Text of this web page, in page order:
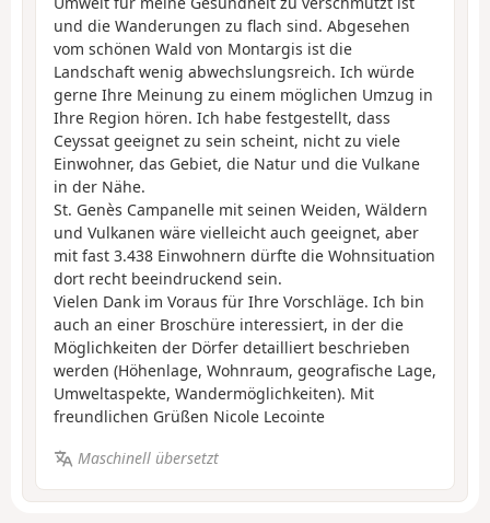
und die Wanderungen zu flach sind. Abgesehen
vom schönen Wald von Montargis ist die
Landschaft wenig abwechslungsreich. Ich würde
gerne Ihre Meinung zu einem möglichen Umzug in
Ihre Region hören. Ich habe festgestellt, dass
Ceyssat geeignet zu sein scheint, nicht zu viele
Einwohner, das Gebiet, die Natur und die Vulkane
in der Nähe.
St. Genès Campanelle mit seinen Weiden, Wäldern
und Vulkanen wäre vielleicht auch geeignet, aber
mit fast 3.438 Einwohnern dürfte die Wohnsituation
dort recht beeindruckend sein.
Vielen Dank im Voraus für Ihre Vorschläge. Ich bin
auch an einer Broschüre interessiert, in der die
Möglichkeiten der Dörfer detailliert beschrieben
werden (Höhenlage, Wohnraum, geografische Lage,
Umweltaspekte, Wandermöglichkeiten). Mit
freundlichen Grüßen Nicole Lecointe
Maschinell übersetzt